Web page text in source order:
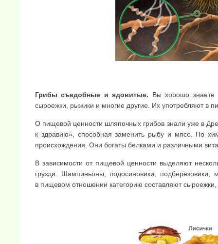
Грибы съедобные и ядовитые. Вы хорошо знаете
сыроежки, рыжики и многие другие. Их употребляют в
О пищевой ценности шляпочных грибов знали уже в
к здравию», способная заменить рыбу и мясо. По
происхождения. Они богаты белками и различными
В зависимости от пищевой ценности выделяют
грузди. Шампиньоны, подосиновики,
в пищевом отношении категорию составляют